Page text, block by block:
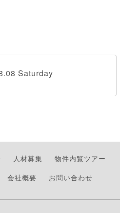
Saturday
人材募集
物件内覧ツアー
会社概要 お問い合わせ